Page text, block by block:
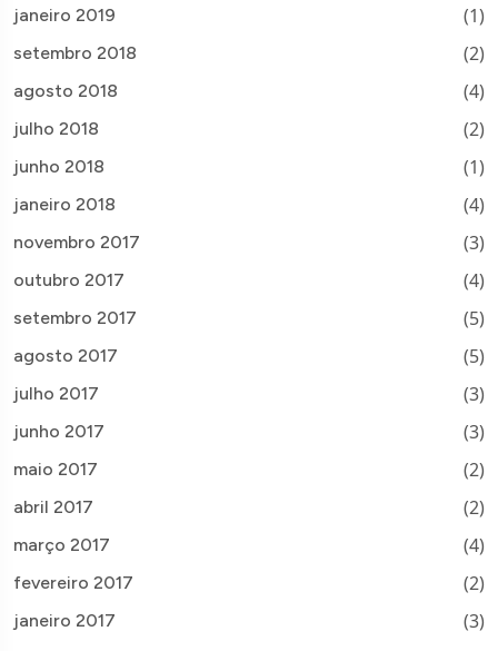
janeiro 2019 (1)
setembro 2018 (2)
agosto 2018 (4)
julho 2018 (2)
junho 2018 (1)
janeiro 2018 (4)
novembro 2017 (3)
outubro 2017 (4)
setembro 2017 (5)
agosto 2017 (5)
julho 2017 (3)
junho 2017 (3)
maio 2017 (2)
abril 2017 (2)
março 2017 (4)
fevereiro 2017 (2)
janeiro 2017 (3)